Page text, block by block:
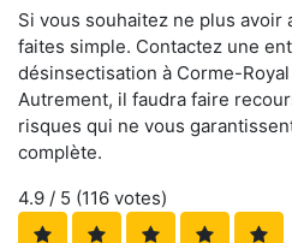
Si vous souhaitez ne plus avoir
faites simple. Contactez une
désinsectisation à Corme-
Autrement, il faudra faire
risques qui ne vous
complète.
4.9 / 5 (116 votes)